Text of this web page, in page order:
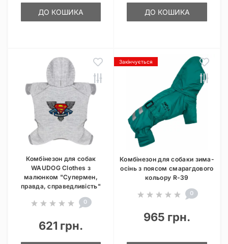
ДО КОШИКА ДО КОШИКА
Комбінезон для собак
WAUDOG Clothes з
малюнком "Супермен,
правда, справедливість"
0
621 грн.
Закінчується
Комбінезон для собаки зима-
осінь з поясом смарагдового
кольору R-39
0
965 грн.